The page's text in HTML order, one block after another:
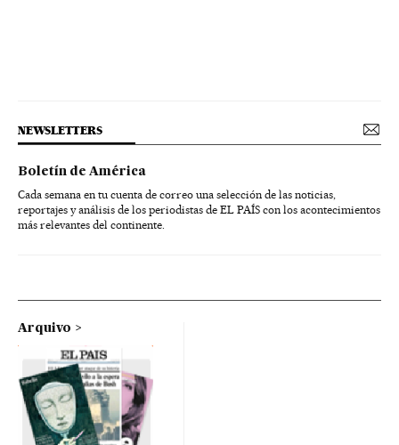
NEWSLETTERS
Boletín de América
Cada semana en tu cuenta de correo una selección de las noticias,
reportajes y análisis de los periodistas de EL PAÍS con los acontecimientos
más relevantes del continente.
Arquivo